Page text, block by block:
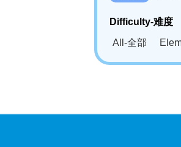
Difficulty-难度
All-全部